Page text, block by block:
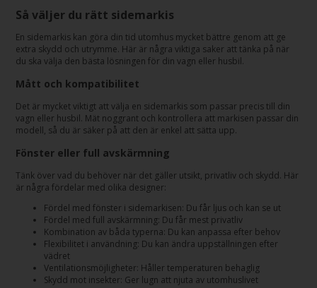
Så väljer du rätt sidemarkis
En sidemarkis kan göra din tid utomhus mycket bättre genom att ge
extra skydd och utrymme. Här är några viktiga saker att tänka på när
du ska välja den bästa lösningen för din vagn eller husbil.
Mått och kompatibilitet
Det är mycket viktigt att välja en sidemarkis som passar precis till din
vagn eller husbil. Mät noggrant och kontrollera att markisen passar din
modell, så du är säker på att den är enkel att sätta upp.
Fönster eller full avskärmning
Tänk över vad du behöver när det gäller utsikt, privatliv och skydd. Här
är några fördelar med olika designer:
Fördel med fönster i sidemarkisen: Du får ljus och kan se ut
Fördel med full avskärmning: Du får mest privatliv
Kombination av båda typerna: Du kan anpassa efter behov
Flexibilitet i användning: Du kan ändra uppställningen efter
vädret
Ventilationsmöjligheter: Håller temperaturen behaglig
Skydd mot insekter: Ger lugn att njuta av utomhuslivet